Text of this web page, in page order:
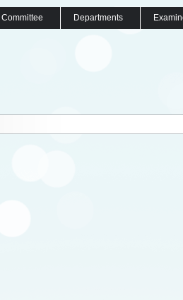
Committee Departments